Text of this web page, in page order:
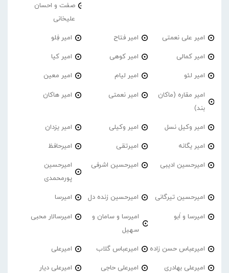
صفت و احسان
علیخانی
امیر علی نعمتی امیر فتاح امیر فِلو
امیر کمالی امیر کوهی امیر کیا
امیر لئو امیر لیام امیر معین
امیر مقاره (ماکان
بند)
امیر نعمتی امیر هاکان
امیر وکیل نسل امیر وکیلی امیر یزدان
امیر یگانه امیرتقی امیرحافظ
امیرحسین ادیبی امیرحسین اشرفی
امیرحسین
پورمحمدی
امیرحسین تیرگانی امیرحسین زنده دل امیرسا
امیرسا و اَبو
امیرسا و سامان و
سهیل
امیرسالار محبی
امیرعباس حسن زاده امیرعباس گلاب امیرعلی
امیرعلی بهادری امیرعلی حاجی امیرعلی دیار